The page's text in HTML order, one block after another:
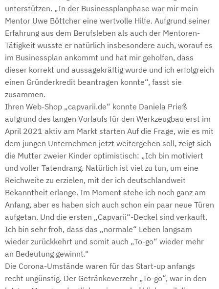
unterstützen. „In der Businessplanphase war mir mein
Mentor Uwe Böttcher eine wertvolle Hilfe. Aufgrund seiner
Erfahrung aus dem Berufsleben als auch der Mentoren-
Tätigkeit wusste er natürlich insbesondere auch, worauf es
im Businessplan ankommt und hat mir geholfen, dass
dieser korrekt und aussagekräftig wurde und ich erfolgreich
einen Gründerkredit beantragen konnte“, fasst sie
zusammen.
Ihren Web-Shop „capvarii.de“ konnte Daniela Prieß
aufgrund des langen Vorlaufs für den Werkzeugbau erst im
April 2021 aktiv am Markt starten Auf die Frage, wie es mit
dem jungen Unternehmen jetzt weitergehen soll, zeigt sich
die Mutter zweier Kinder optimistisch: „Ich bin motiviert
und voller Tatendrang. Natürlich ist viel zu tun, um eine
Reichweite zu erzielen, mit der ich deutschlandweit
Bekanntheit erlange. Im Moment stehe ich noch ganz am
Anfang, aber es haben sich auch schon ein paar neue Türen
aufgetan. Und die ersten „Capvarii“-Deckel sind verkauft.
Ich bin sehr froh, dass das „normale“ Leben langsam
wieder zurückkehrt und somit auch „To-go“ wieder mehr
an Bedeutung gewinnt.“
Die Corona-Umstände waren für das Start-up anfangs
recht ungünstig. Der Getränkeverzehr „To-go“, war in den